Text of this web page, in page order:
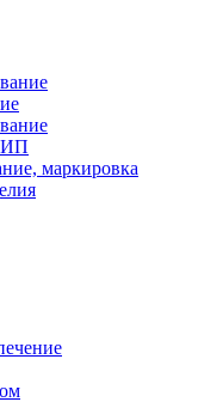
маркировка